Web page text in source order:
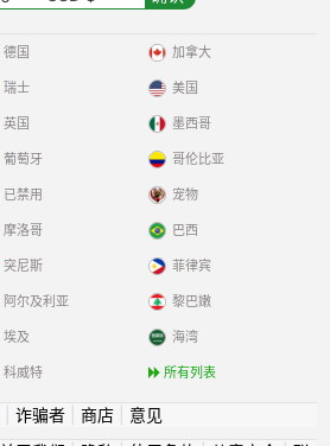
德国
瑞士
英国
葡萄牙
已禁用
加拿大
美国
墨西哥
哥伦比亚
宠物
摩洛哥
突尼斯
阿尔及利亚
埃及
科威特
巴西
菲律宾
黎巴嫩
海湾
所有列表
诈骗者| 商店| 意见